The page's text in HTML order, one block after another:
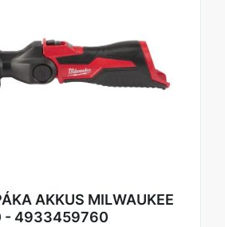
AKKUS MILWAUKEE
- 4933459760